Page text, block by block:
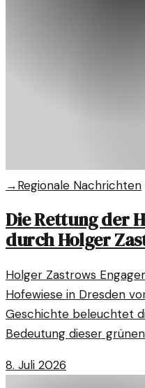
→Regionale Nachrichten
Die Rettung der
durch Holger
Holger Zastrows
Hofewiese in Dresden
Geschichte beleuchtet
Bedeutung dieser
8. Juli 2026